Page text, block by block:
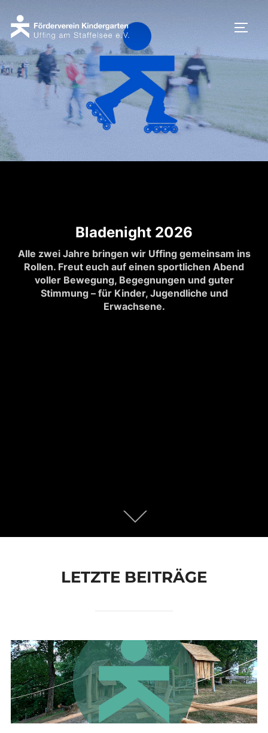
Inhalt
springen
Bladenight 2026
Alle zwei Jahre bringen wir Uffing gemeinsam ins
Rollen. Freut euch auf einen sportlichen Abend
voller Bewegung, Begegnungen und guter
Stimmung – für Kinder, Jugendliche und
Erwachsene.
Zum
Inhalt
LETZTE BEITRÄGE